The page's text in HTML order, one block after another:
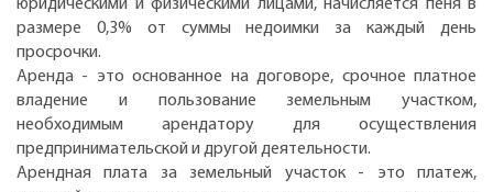
юридическими и физическими лицами, начисляется пеня в
размере 0,3% от суммы недоимки за каждый день
просрочки.
Аренда - это основанное на договоре, срочное платное
владение и пользование земельным участком,
необходимым арендатору для осуществления
предпринимательской и другой деятельности.
Арендная плата за земельный участок - это платеж,